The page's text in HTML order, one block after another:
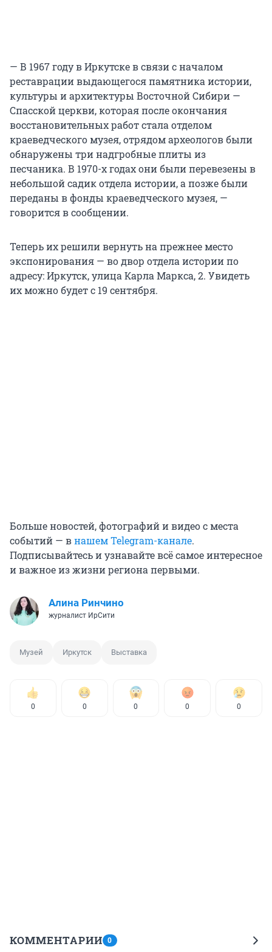
— В 1967 году в Иркутске в связи с началом
реставрации выдающегося памятника истории,
культуры и архитектуры Восточной Сибири —
Спасской церкви, которая после окончания
восстановительных работ стала отделом
краеведческого музея, отрядом археологов были
обнаружены три надгробные плиты из
песчаника. В 1970-х годах они были перевезены в
небольшой садик отдела истории, а позже были
переданы в фонды краеведческого музея, —
говорится в сообщении.
Теперь их решили вернуть на прежнее место
экспонирования — во двор отдела истории по
адресу: Иркутск, улица Карла Маркса, 2. Увидеть
их можно будет с 19 сентября.
Больше новостей, фотографий и видео с места
событий — внашем Telegram-канале.
Подписывайтесь и узнавайте всё самое интересное
и важное из жизни региона первыми.
Алина Ринчино
журналист ИрСити
Музей Иркутск Выставка
0 0 0 0 0
КОММЕНТАРИИ 0